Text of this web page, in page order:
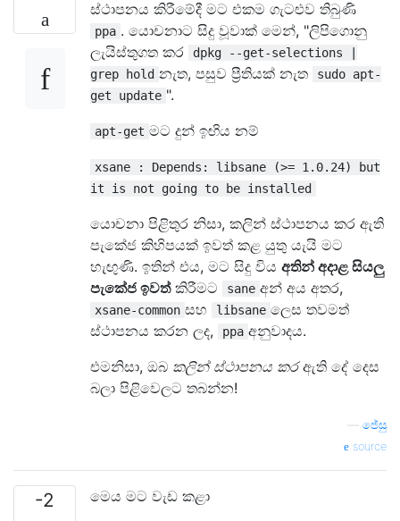
ස්ථාපනය කිරීමේදී මට එකම ගැටළුව තිබුණි
ppa . යොචනාට සිදු වූවාක් මෙන්, "ලිපිගොනු
ලැයිස්තුගත කර
dpkg --get-selections |
grep hold නැත, පසුව ප්‍රීතියක් නැත
sudo apt-
get update ".
apt-get මට දුන් ඉඟිය නම්
xsane : Depends: libsane (>= 1.0.24) but
it is not going to be installed
යොචනා පිළිතුර නිසා, කලින් ස්ථාපනය කර ඇති
පැකේජ කිහිපයක් ඉවත් කළ යුතු යැයි මට
හැඟුණි. ඉතින් එය, මට සිදු විය අතින් අදාළ සියලු
පැකේජ ඉවත්කිරීමට sane අන් අය අතර,
xsane-common සහ libsane ලෙස තවමත්
ස්ථාපනය කරන ලද,
ppa අනුවාදය.
එමනිසා, ඔබ කලින් ස්ථාපනය කරඇති දේ දෙස
බලා පිළිවෙලට තබන්න!
ජේසු
source
-2 මෙය මට වැඩ කළා